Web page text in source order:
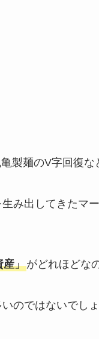
製麺のV字回復な
み出してきたマ
産」がどれほどな
のではないでしょ